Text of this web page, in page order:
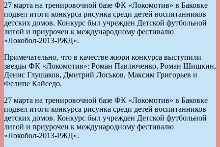
27 марта на тренировочной базе ФК «Локомотив» в Баковке
подвел итоги конкурса рисунка среди детей воспитанников
детских домов. Конкурс был учрежден Детской футбольной
лигой и приурочен к международному фестивалю
«Локобол-2013-РЖД».
Примечательно, что в качестве жюри конкурса выступили
звезды ФК «Локомотив»: Роман Павлюченко, Роман Шишкин,
Денис Глушаков, Дмитрий Лоськов, Максим Григорьев и
Фелипе Кайседо.
27 марта на тренировочной базе ФК «Локомотив» в Баковке
подвел итоги конкурса рисунка среди детей воспитанников
детских домов. Конкурс был учрежден Детской футбольной
лигой и приурочен к международному фестивалю
«Локобол-2013-РЖД».